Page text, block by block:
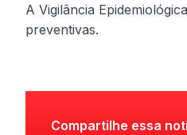
A Vigilância
preventivas.
Compartilhe essa